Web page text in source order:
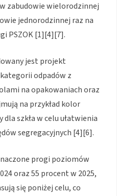
zabudowie wielorodzinnej
jednorodzinnej raz na
PSZOK [1][4][7].
jest projekt
odpadów z
na opakowaniach oraz
na przykład kolor
szkła w celu ułatwienia
segregacyjnych [4][6].
progi poziomów
oraz 55 procent w 2025,
się poniżej celu, co